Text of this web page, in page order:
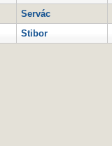
Servác
Stibor